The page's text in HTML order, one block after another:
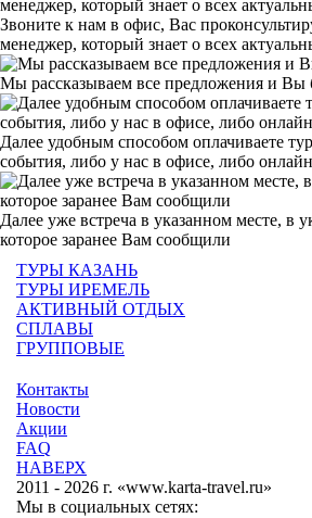
Звоните к нам в офис, Вас
менеджер, который знает о всех
Мы рассказываем все предложения и Вы
Далее удобным способом оплачиваете
события, либо у нас в офисе, либо онлайн
Далее уже встреча в указанном месте, в
которое заранее Вам сообщили
Контакты
Новости
Акции
FAQ
НАВЕРХ
2011 - 2026 г. «www.karta-travel.ru»
ТУРЫ КАЗАНЬ
ТУРЫ ИРЕМЕЛЬ
АКТИВНЫЙ ОТДЫХ
СПЛАВЫ
ГРУППОВЫЕ
Мы в социальных сетях: